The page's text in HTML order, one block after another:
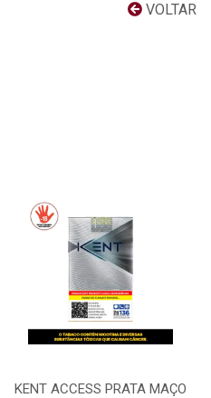
VOLTAR
KENT ACCESS PRATA MAÇO